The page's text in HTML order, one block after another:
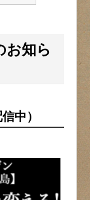
お知ら
中）